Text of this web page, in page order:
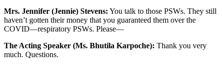
Mrs. Jennifer (Jennie) Stevens: You talk to those PSWs. They still
haven’t gotten their money that you guaranteed them over the
COVID—respiratory PSWs. Please—
The Acting Speaker (Ms. Bhutila Karpoche): Thank you very
much. Questions.